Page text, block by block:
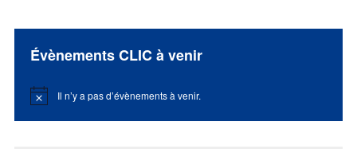
Évènements CLIC à venir
Notice Il n’y a pas d’évènements à venir.